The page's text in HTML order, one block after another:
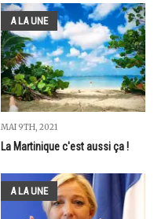
A LA UNE
MAI 9TH, 2021
La Martinique c'est aussi ça !
A LA UNE